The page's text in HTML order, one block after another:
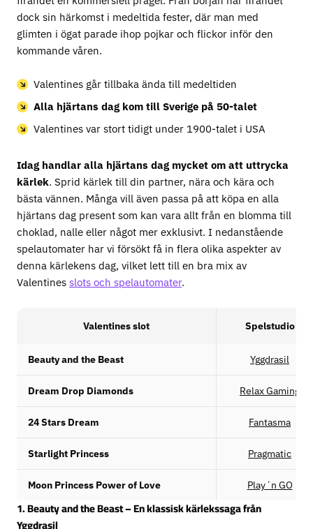
dock sin härkomst i medeltida fester, där man med
glimten i ögat parade ihop pojkar och flickor inför den
kommande våren.
Valentines går tillbaka ända till medeltiden
Alla hjärtans dag kom till Sverige på 50-talet
Valentines var stort tidigt under 1900-talet i USA
Idag handlar alla hjärtans dag mycket om att uttrycka
kärlek. Sprid kärlek till din partner, nära och kära och
bästa vännen. Många vill även passa på att köpa en alla
hjärtans dag present som kan vara allt från en blomma till
choklad, nalle eller något mer exklusivt. I nedanstående
spelautomater har vi försökt få in flera olika aspekter av
denna kärlekens dag, vilket lett till en bra mix av
Valentines slots och spelautomater.
Valentines slot Spelstudio
Beauty and the Beast Yggdrasil
Dream Drop Diamonds Relax Gaming
24 Stars Dream Fantasma
Starlight Princess Pragmatic
Moon Princess Power of Love Play´n GO
1. Beauty and the Beast – En klassisk kärlekssaga från